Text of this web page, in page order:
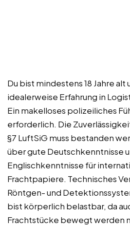
Du bist mindestens 18 Jahre alt
idealerweise Erfahrung in
Ein makelloses polizeiliches
erforderlich. Die
§7 LuftSiG muss bestanden
über gute Deutschkenntnisse
Englischkenntnisse für
Frachtpapiere. Technisches
Röntgen- und
bist körperlich belastbar, da
Frachtstücke bewegt werden